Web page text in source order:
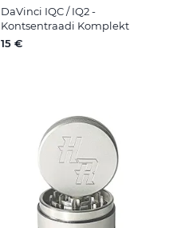
DaVinci IQC / IQ2 -
Kontsentraadi Komplekt
15 €